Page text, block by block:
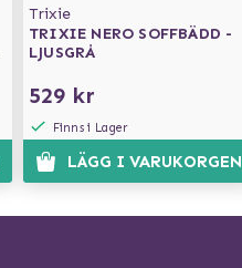
Trixie
TRIXIE NERO SOFFBÄDD -
LJUSGRÅ
529 kr
Finns i Lager
LÄGG I VARUKORGEN